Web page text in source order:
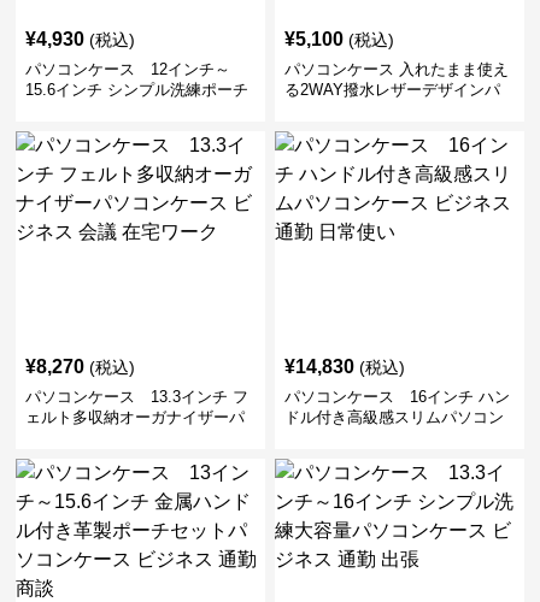
¥4,930 (税込)
パソコンケース 12インチ～
15.6インチ シンプル洗練ポーチ
勤 日常使い
¥5,100 (税込)
パソコンケース 入れたまま使え
る2WAY撥水レザーデザインパ
通勤 通学 出張 リモートワーク
¥8,270 (税込)
パソコンケース 13.3インチ フ
ェルト多収納オーガナイザーパ
宅ワーク
¥14,830 (税込)
パソコンケース 16インチ ハン
ドル付き高級感スリムパソコン